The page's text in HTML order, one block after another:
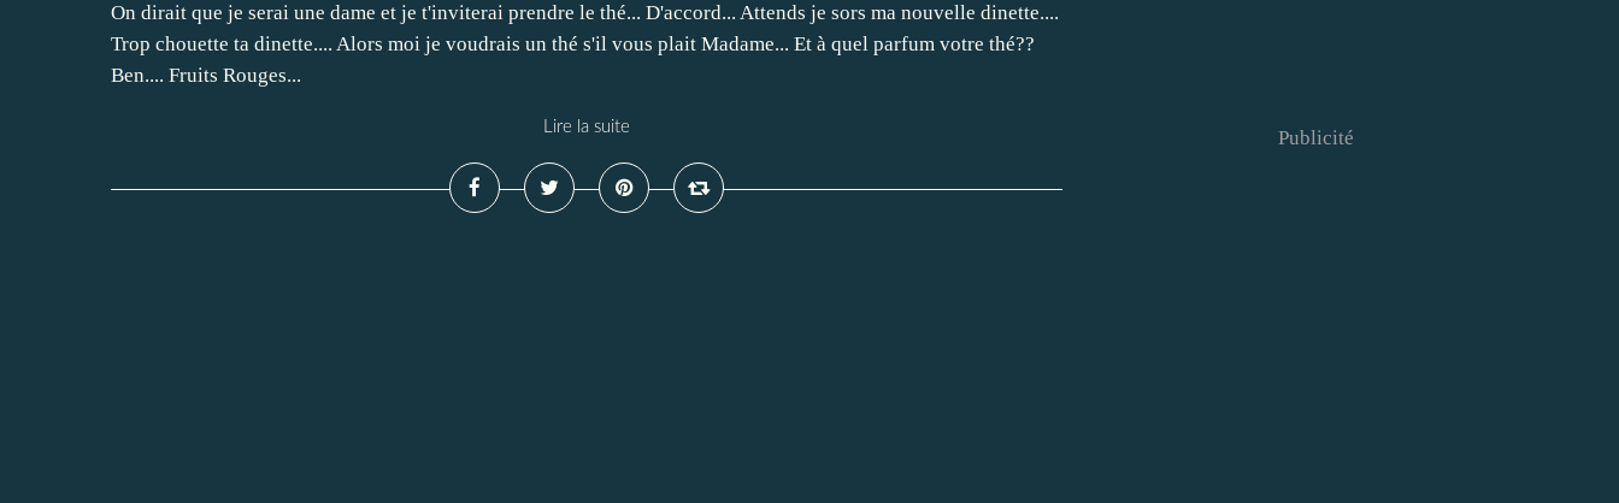
On dirait que je serai une dame et je t'inviterai prendre le thé... D'accord... Attends je sors ma nouvelle dinette....
Trop chouette ta dinette.... Alors moi je voudrais un thé s'il vous plait Madame... Et à quel parfum votre thé??
Ben.... Fruits Rouges...
Lire la suite Publicité